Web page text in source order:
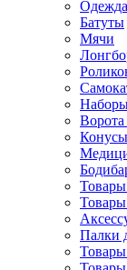
Одежда
Батуты
Мячи
Ворота
Товары
Товары
Палки